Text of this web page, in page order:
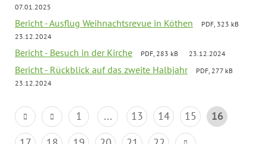
07.01.2025
Bericht - Ausflug Weihnachtsrevue in Köthen
PDF, 323 kB
23.12.2024
Bericht - Besuch in der Kirche PDF, 283 kB 23.12.2024
Bericht - Rückblick auf das zweite Halbjahr
PDF, 277 kB
23.12.2024
1 ... 13 14 15
16